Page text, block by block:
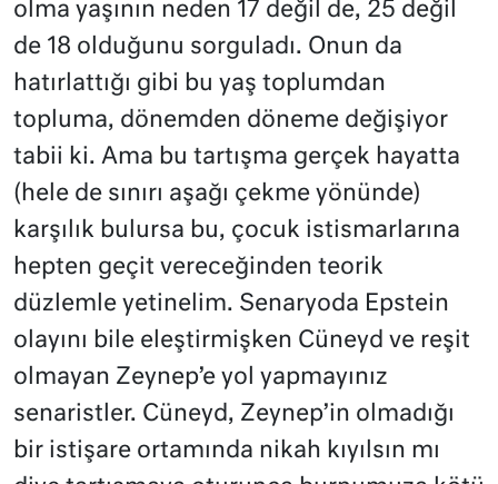
olma yaşının neden 17 değil de, 25 değil
de 18 olduğunu sorguladı. Onun da
hatırlattığı gibi bu yaş toplumdan
topluma, dönemden döneme değişiyor
tabii ki. Ama bu tartışma gerçek hayatta
(hele de sınırı aşağı çekme yönünde)
karşılık bulursa bu, çocuk istismarlarına
hepten geçit vereceğinden teorik
düzlemle yetinelim. Senaryoda Epstein
olayını bile eleştirmişken Cüneyd ve reşit
olmayan Zeynep’e yol yapmayınız
senaristler. Cüneyd, Zeynep’in olmadığı
bir istişare ortamında nikah kıyılsın mı